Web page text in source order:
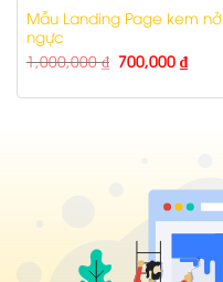
Mẫu Landing Page kem nở
ngực
1,000,000₫ 700,000 ₫